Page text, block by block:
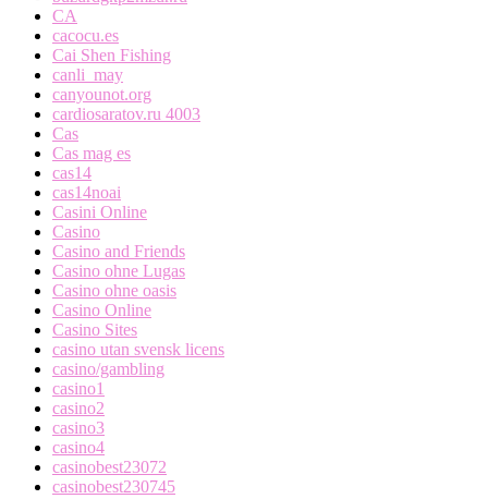
CA
cacocu.es
Cai Shen Fishing
canli_may
canyounot.org
cardiosaratov.ru 4003
Cas
Cas mag es
cas14
cas14noai
Casini Online
Casino
Casino and Friends
Casino ohne Lugas
Casino ohne oasis
Casino Online
Casino Sites
casino utan svensk licens
casino/gambling
casino1
casino2
casino3
casino4
casinobest23072
casinobest230745